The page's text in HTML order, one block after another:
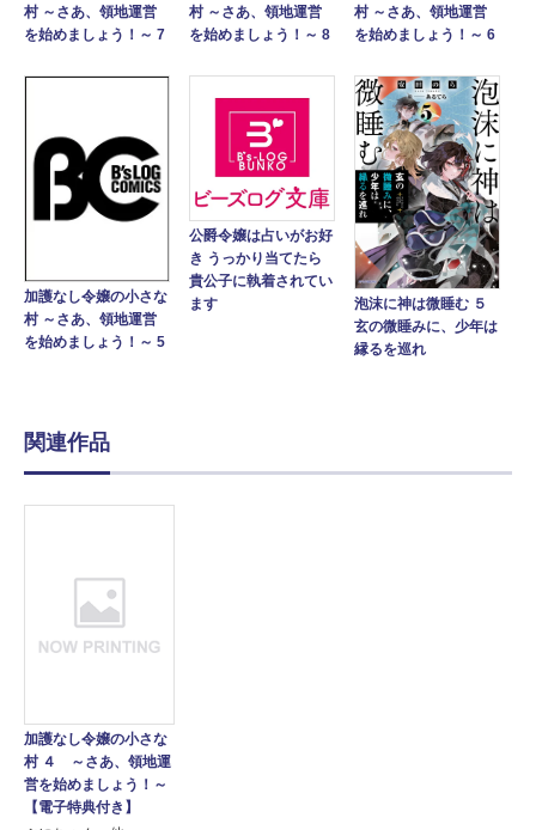
村 ～さあ、領地運営
を始めましょう！～ 7
村 ～さあ、領地運営
を始めましょう！～ 8
村 ～さあ、領地運営
を始めましょう！～ 6
加護なし令嬢の小さな
村 ～さあ、領地運営
を始めましょう！～ 5
公爵令嬢は占いがお好
き うっかり当てたら
貴公子に執着されてい
ます
泡沫に神は微睡む ５
玄の微睡みに、少年は
縁るを巡れ
関連作品
加護なし令嬢の小さな
村 ４ ～さあ、領地運
営を始めましょう！～
【電子特典付き】